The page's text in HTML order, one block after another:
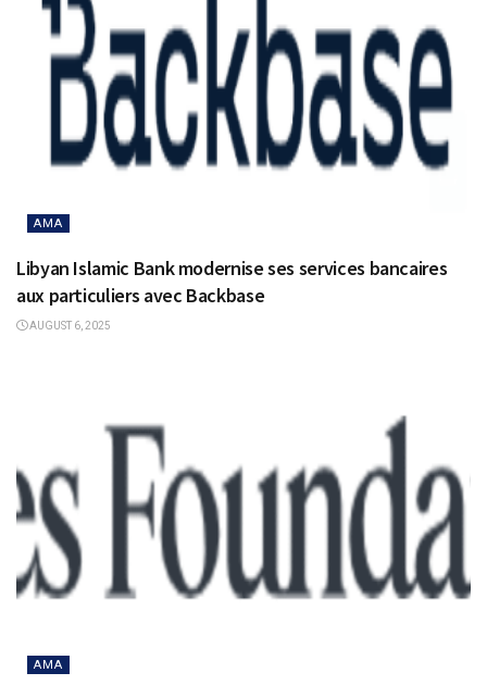
AMA
Libyan Islamic Bank modernise ses services bancaires
aux particuliers avec Backbase
AUGUST 6, 2025
AMA